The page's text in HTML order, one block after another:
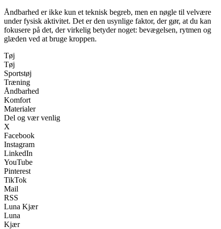
Åndbarhed er ikke kun et teknisk begreb, men en nøgle til velvære
under fysisk aktivitet. Det er den usynlige faktor, der gør, at du kan
fokusere på det, der virkelig betyder noget: bevægelsen, rytmen og
glæden ved at bruge kroppen.
Tøj
Tøj
Sportstøj
Træning
Åndbarhed
Komfort
Materialer
Del og vær venlig
X
Facebook
Instagram
LinkedIn
YouTube
Pinterest
TikTok
Mail
RSS
Luna Kjær
Luna
Kjær